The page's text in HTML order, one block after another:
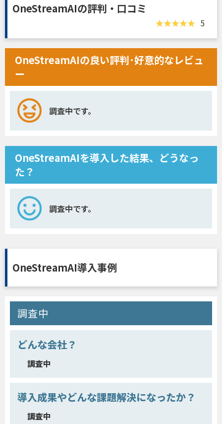
OneStreamAIの評判・口コミ
5
OneStreamAIの良い評判･好意的なレビュ
ー
調査中です。
OneStreamAIを導入した結果、どうなっ
た？
調査中です。
OneStreamAI導入事例
調査中
どんな会社？
調査中
導入成果やどんな課題解決になったか？
調査中